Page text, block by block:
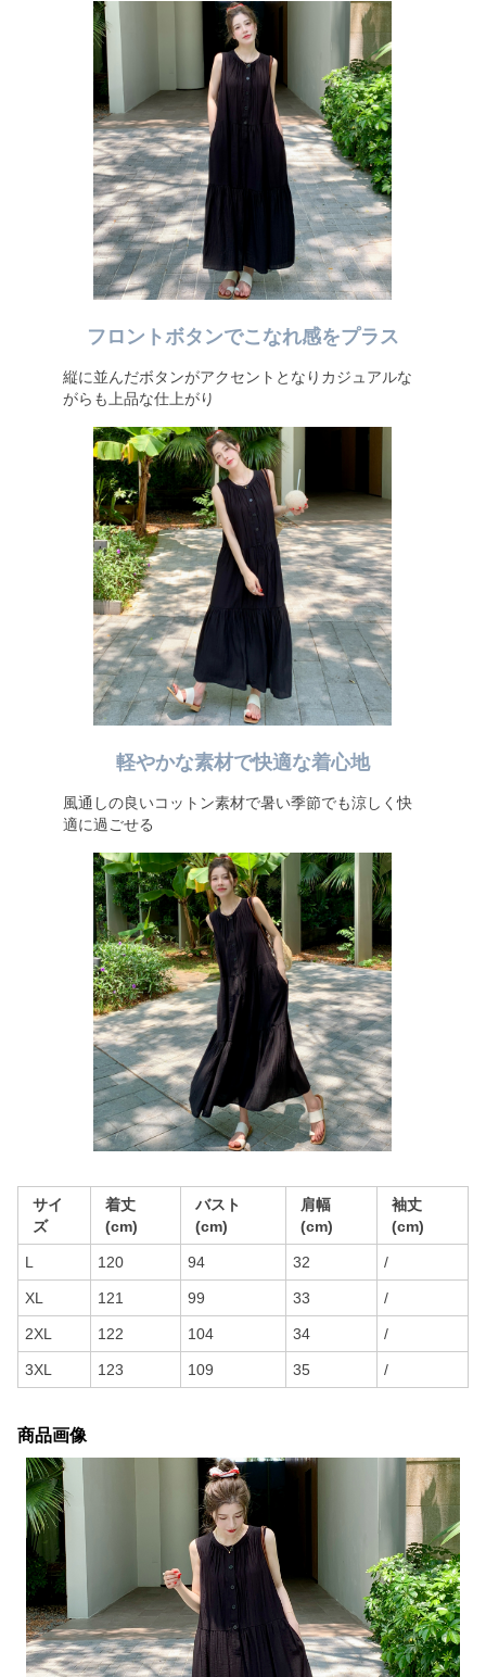
フロントボタンでこなれ感をプラス
縦に並んだボタンがアクセントとなりカジュアルな
がらも上品な仕上がり
軽やかな素材で快適な着心地
風通しの良いコットン素材で暑い季節でも涼しく快
適に過ごせる
サイ
ズ
着丈
(cm)
バスト
(cm)
肩幅
(cm)
袖丈
(cm)
L 120 94 32 /
XL 121 99 33 /
2XL 122 104 34 /
3XL 123 109 35 /
商品画像